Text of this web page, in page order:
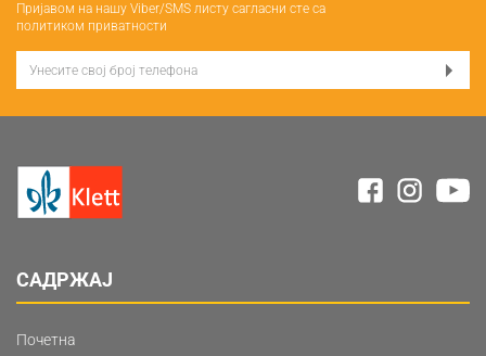
Пријавом на нашу Viber/SMS листу сагласни сте са
политиком приватности
САДРЖАЈ
Почетна